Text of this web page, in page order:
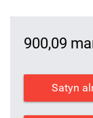
900,09
Satyn